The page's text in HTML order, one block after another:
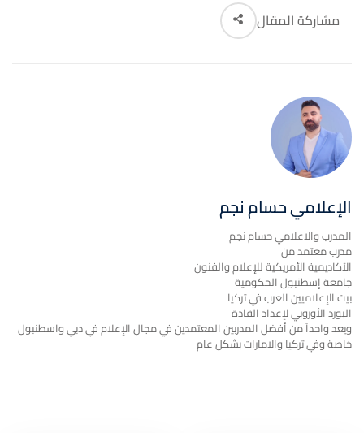
مشاركة المقال
الإعلامي حسام نجم
المدرب والاعلامي حسام نجم
مدرب معتمد من
الأكاديمية الأمريكية للإعلام والفنون
جامعة إسطنبول الحكومية
بيت الإعلاميين العرب في تركيا
البورد الأوروبي لإعداد القادة
ويعد واحداً من أفضل المدربين المعتمدين في مجال الإعلام في دبي واسطنبول
خاصة وفي تركيا والامارات بشكل عام